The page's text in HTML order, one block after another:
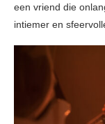
een vriend die
intiemer en